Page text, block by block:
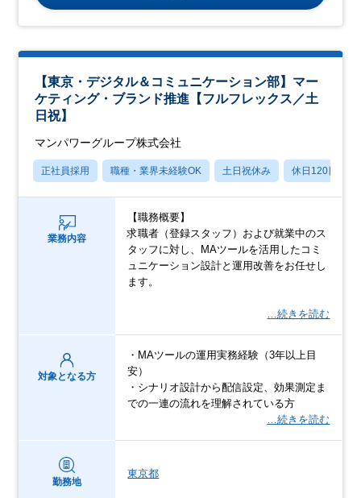
【東京・デジタル＆コミュニケーション部】マー
ケティング・ブランド推進【フルフレックス／土
日祝】
マンパワーグループ株式会社
正社員採用 職種・業界未経験OK 土日祝休み 休日120日以上
業務内容
【職務概要】
求職者（登録スタッフ）および就業中のス
タッフに対し、MAツールを活用したコミ
ュニケーション設計と運用改善をお任せし
ます。
…続きを読む
対象となる方
・MAツールの運用実務経験（3年以上目
安）
・シナリオ設計から配信設定、効果測定ま
での一連の流れを理解されている方
…続きを読む
勤務地
東京都